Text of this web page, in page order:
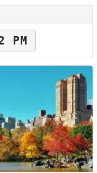
PM